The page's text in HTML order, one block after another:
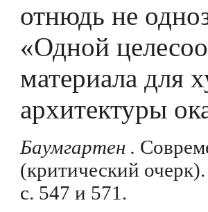
отнюдь не
«Одной
материала для
архитектуры
Баумгартен .
(критический
с. 547 и 571.